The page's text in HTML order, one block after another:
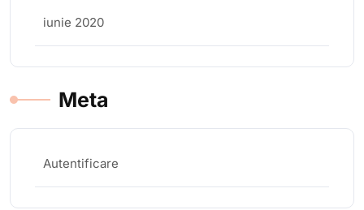
iunie 2020
Meta
Autentificare